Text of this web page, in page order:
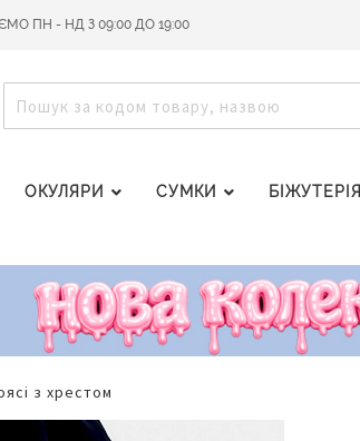
ПН - НД З 09:00 ДО 19:00
ОКУЛЯРИ СУМКИ БІЖУТЕРІЯ
з хрестом